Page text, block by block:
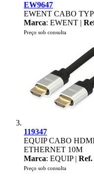
EW9647
EWENT CABO
Marca: EWENT |
Preço sob consulta
119347
EQUIP CABO
ETHERNET 10M
Marca: EQUIP |
Preço sob consulta